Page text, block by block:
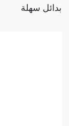
بدائل سهلة